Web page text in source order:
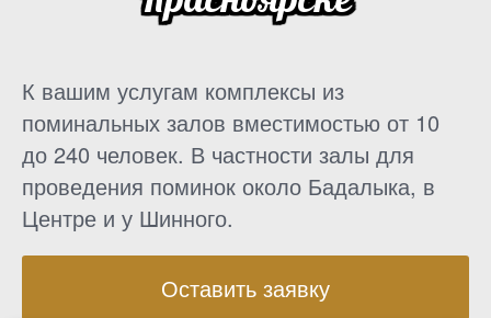
К вашим услугам комплексы из
поминальных залов вместимостью от 10
до 240 человек. В частности залы для
проведения поминок около Бадалыка, в
Центре и у Шинного.
Оставить заявку